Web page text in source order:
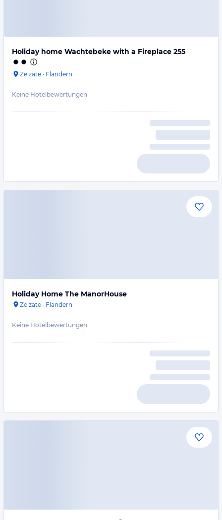
Holiday home Wachtebeke with a Fireplace 255
Zelzate · Flandern
Keine Hotelbewertungen
Holiday Home The ManorHouse
Zelzate · Flandern
Keine Hotelbewertungen